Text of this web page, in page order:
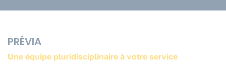
PRÉVIA
Une équipe pluridisciplinaire à votre service